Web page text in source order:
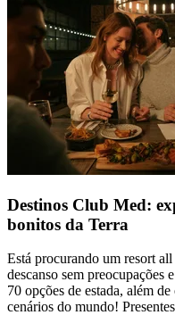
Destinos Club Med:
bonitos da Terra
Está procurando um resort
descanso sem
70 opções de estada, além
cenários do mundo!